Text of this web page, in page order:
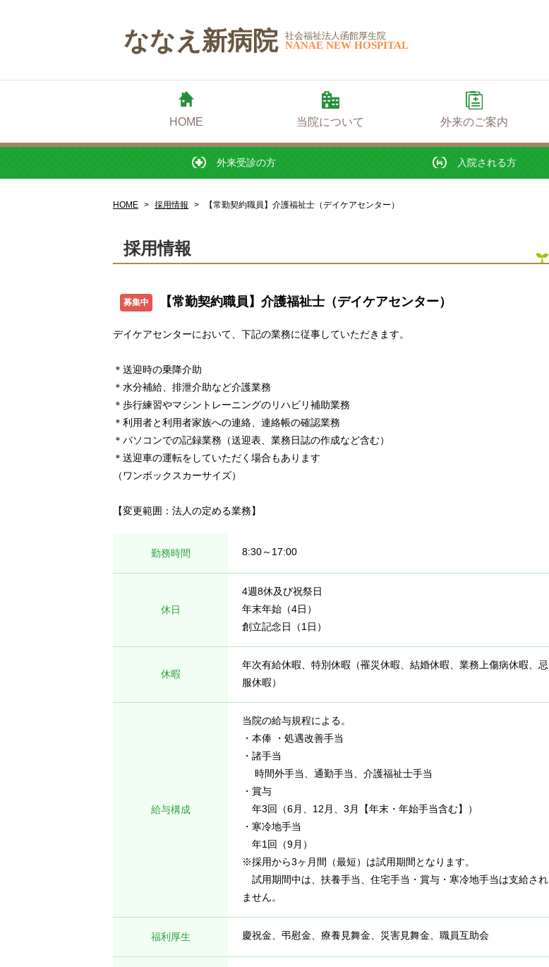
ななえ新病院 社会福祉法人函館厚生院
NANAE NEW HOSPITAL
HOME 当院について 外来のご案内
外来受診の方 入院される方
HOME 採用情報 【常勤契約職員】介護福祉士（デイケアセンター）
採用情報
募集中 【常勤契約職員】介護福祉士（デイケアセンター）
デイケアセンターにおいて、下記の業務に従事していただきます。
＊送迎時の乗降介助
＊水分補給、排泄介助など介護業務
＊歩行練習やマシントレーニングのリハビリ補助業務
＊利用者と利用者家族への連絡、連絡帳の確認業務
＊パソコンでの記録業務（送迎表、業務日誌の作成など含む）
＊送迎車の運転をしていただく場合もあります
（ワンボックスカーサイズ）
【変更範囲：法人の定める業務】
勤務時間 8:30～17:00
休日
4週8休及び祝祭日
年末年始（4日）
創立記念日（1日）
休暇
年次有給休暇、特別休暇（罹災休暇、結婚休暇、業務上傷病休暇、忌
服休暇）
給与構成
当院の給与規程による。
・本俸 ・処遇改善手当
・諸手当
時間外手当、通勤手当、介護福祉士手当
・賞与
年3回（6月、12月、3月【年末・年始手当含む】）
・寒冷地手当
年1回（9月）
※採用から3ヶ月間（最短）は試用期間となります。
試用期間中は、扶養手当、住宅手当・賞与・寒冷地手当は支給され
ません。
福利厚生 慶祝金、弔慰金、療養見舞金、災害見舞金、職員互助会